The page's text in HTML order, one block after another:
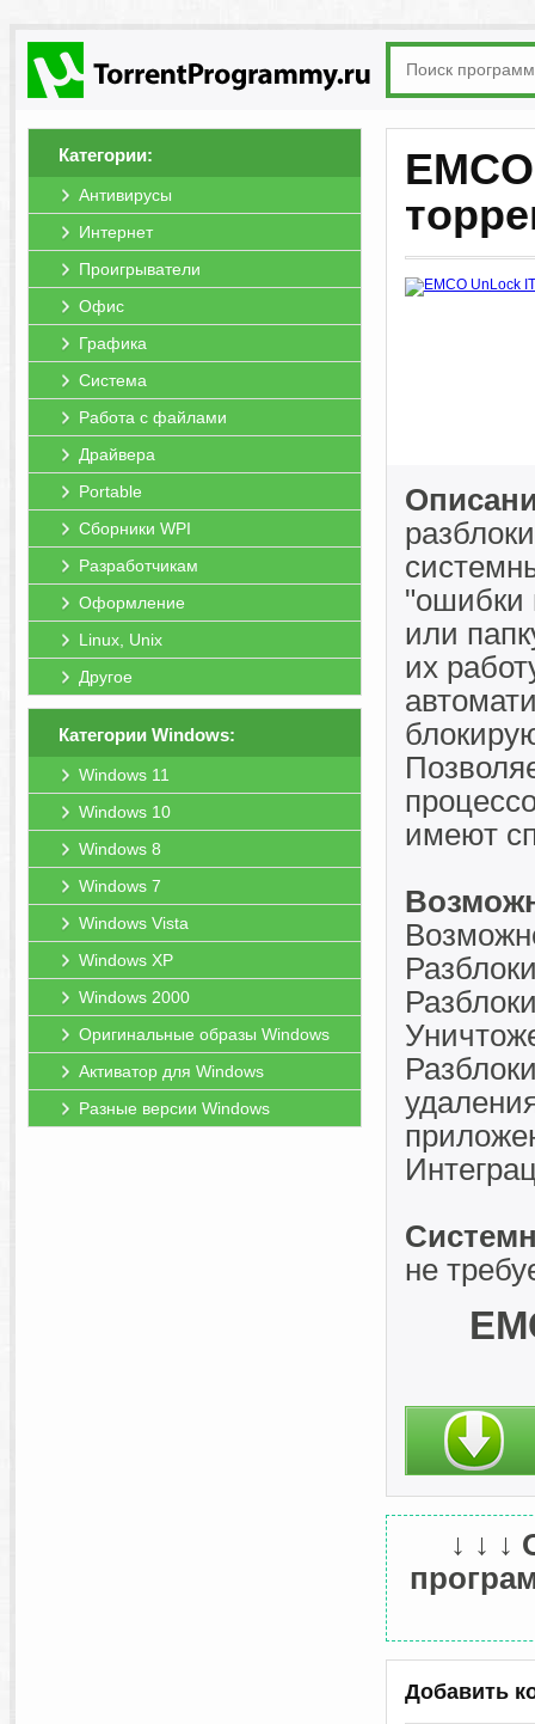
Категории:
Антивирусы
Интернет
Проигрыватели
Офис
Графика
Система
Работа с файлами
Драйвера
Portable
Сборники WPI
Разработчикам
Оформление
Linux, Unix
Другое
Категории Windows:
Windows 11
Windows 10
Windows 8
Windows 7
Windows Vista
Windows XP
Windows 2000
Оригинальные образы Windows
Активатор для Windows
Разные версии Windows
"ошибки
или
их
имеют
не
↓ ↓ ↓
Добавить